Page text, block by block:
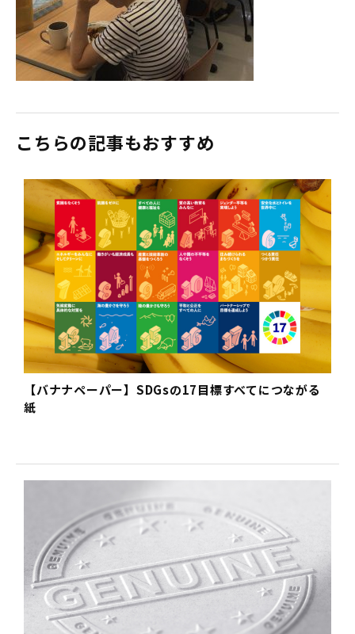
こちらの記事もおすすめ
【バナナペーパー】SDGsの17目標すべてにつながる
紙